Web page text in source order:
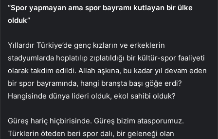
“Spor yapmayan ama spor bayramı kutlayan bir ülke
olduk”
Yıllardır Türkiye’de genç kızların ve erkeklerin
stadyumlarda hoplatılıp zıplatıldığı bir kültür-spor faaliyeti
olarak takdim edildi. Allah aşkına, bu kadar yıl devam eden
bir spor bayramında, hangi branşta başı göğe erdi?
Hangisinde dünya lideri olduk, ekol sahibi olduk?
Güreş hariç hiçbirisinde. Güreş bizim atasporumuz.
Türklerin öteden beri spor dalı, bir geleneği olan